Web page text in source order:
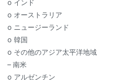
o インド
o オーストラリア
o ニュージーランド
o 韓国
o その他のアジア太平洋地域
– 南米
o アルゼンチン